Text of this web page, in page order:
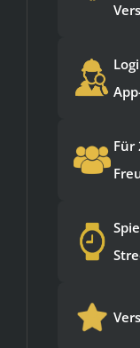
Für